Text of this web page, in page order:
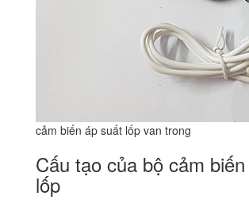
cảm biến áp suất lốp van trong
Cấu tạo của bộ cảm
lốp